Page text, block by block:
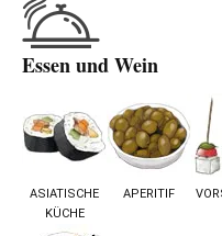
Essen und Wein
ASIATISCHE
KÜCHE
APERITIF